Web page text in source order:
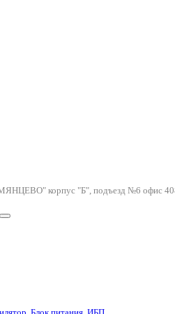
корпус "Б", подъезд №6 офис